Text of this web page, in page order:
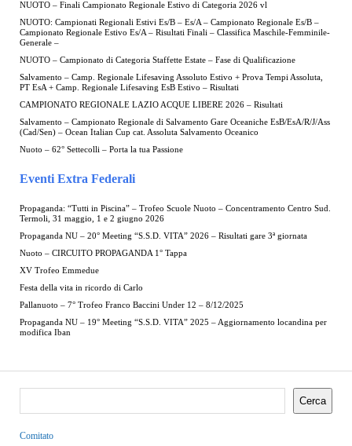
NUOTO – Finali Campionato Regionale Estivo di Categoria 2026 vl
NUOTO: Campionati Regionali Estivi Es/B – Es/A – Campionato Regionale Es/B –
Campionato Regionale Estivo Es/A – Risultati Finali – Classifica Maschile-Femminile-
Generale –
NUOTO – Campionato di Categoria Staffette Estate – Fase di Qualificazione
Salvamento – Camp. Regionale Lifesaving Assoluto Estivo + Prova Tempi Assoluta,
PT EsA + Camp. Regionale Lifesaving EsB Estivo – Risultati
CAMPIONATO REGIONALE LAZIO ACQUE LIBERE 2026 – Risultati
Salvamento – Campionato Regionale di Salvamento Gare Oceaniche EsB/EsA/R/J/Ass
(Cad/Sen) – Ocean Italian Cup cat. Assoluta Salvamento Oceanico
Nuoto – 62° Settecolli – Porta la tua Passione
Eventi Extra Federali
Propaganda: “Tutti in Piscina” – Trofeo Scuole Nuoto – Concentramento Centro Sud.
Termoli, 31 maggio, 1 e 2 giugno 2026
Propaganda NU – 20° Meeting “S.S.D. VITA” 2026 – Risultati gare 3ª giornata
Nuoto – CIRCUITO PROPAGANDA 1° Tappa
XV Trofeo Emmedue
Festa della vita in ricordo di Carlo
Pallanuoto – 7° Trofeo Franco Baccini Under 12 – 8/12/2025
Propaganda NU – 19° Meeting “S.S.D. VITA” 2025 – Aggiornamento locandina per
modifica Iban
Cerca
Comitato